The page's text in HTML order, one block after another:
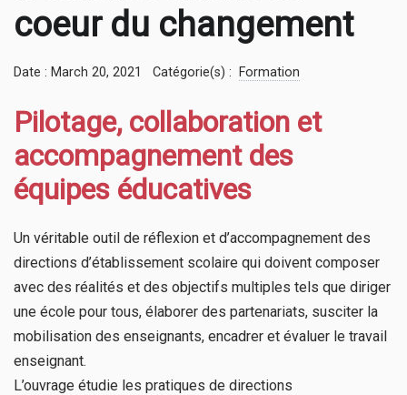
coeur du changement
Date : March 20, 2021 Catégorie(s) : Formation
Pilotage, collaboration et
accompagnement des
équipes éducatives
Un véritable outil de réflexion et d’accompagnement des
directions d’établissement scolaire qui doivent composer
avec des réalités et des objectifs multiples tels que diriger
une école pour tous, élaborer des partenariats, susciter la
mobilisation des enseignants, encadrer et évaluer le travail
enseignant.
L’ouvrage étudie les pratiques de directions